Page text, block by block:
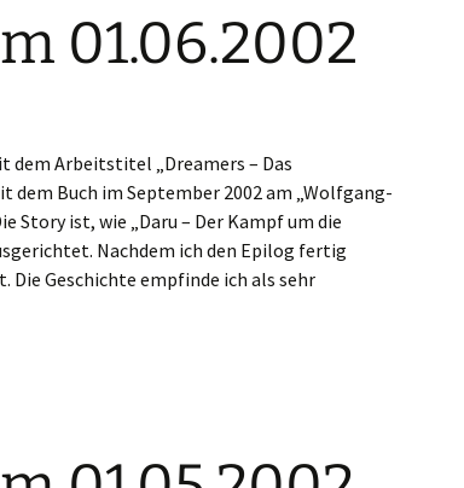
01.06.2002
dem Arbeitstitel „Dreamers – Das
Buch im September 2002 am „Wolfgang-
ist, wie „Daru – Der Kampf um die
Nachdem ich den Epilog fertig
Die Geschichte empfinde ich als sehr